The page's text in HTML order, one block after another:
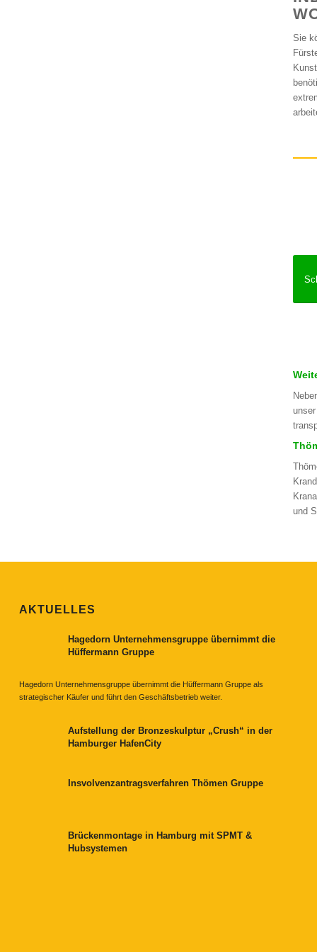
Sie
und
AKTUELLES
Hagedorn Unternehmensgruppe übernimmt die
Hüffermann Gruppe
Hagedorn Unternehmensgruppe übernimmt die Hüffermann Gruppe als
strategischer Käufer und führt den Geschäftsbetrieb weiter.
Aufstellung der Bronzeskulptur „Crush“ in der
Hamburger HafenCity
Insvolvenzantragsverfahren Thömen Gruppe
Brückenmontage in Hamburg mit SPMT &
Hubsystemen